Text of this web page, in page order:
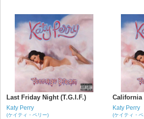
Last Friday Night (T.G.I.F.)
Katy Perry
(ケイティ・ペリー)
California
Katy Perry
(ケイティ・